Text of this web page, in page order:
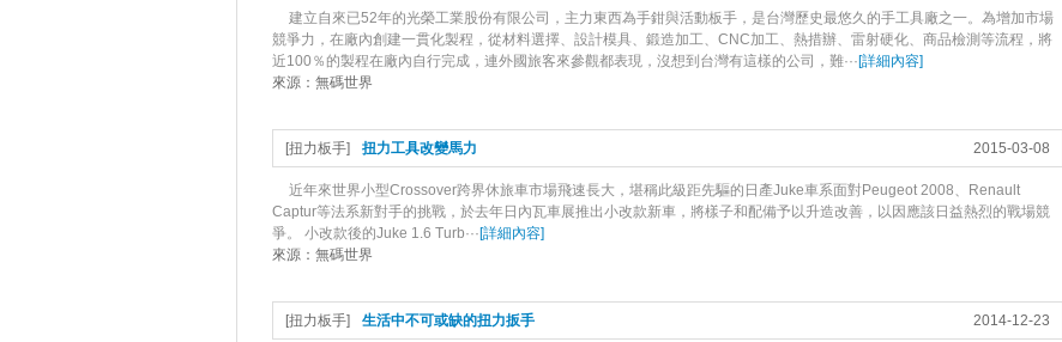
建立自來已52年的光榮工業股份有限公司，主力東西為手鉗與活動板手，是台灣歷史最悠久的手工具廠之一。為增加市場
競爭力，在廠內創建一貫化製程，從材料選擇、設計模具、鍛造加工、CNC加工、熱措辦、雷射硬化、商品檢測等流程，將
近100％的製程在廠內自行完成，連外國旅客來參觀都表現，沒想到台灣有這樣的公司，難···[詳細內容]
來源： 無碼世界
2015-03-08
[扭力板手] 扭力工具改變馬力
近年來世界小型Crossover跨界休旅車市場飛速長大，堪稱此級距先驅的日產Juke車系面對Peugeot 2008、Renault
Captur等法系新對手的挑戰，於去年日內瓦車展推出小改款新車，將樣子和配備予以升造改善，以因應該日益熱烈的戰場競
爭。 小改款後的Juke 1.6 Turb···[詳細內容]
來源： 無碼世界
2014-12-23
[扭力板手] 生活中不可或缺的扭力扳手